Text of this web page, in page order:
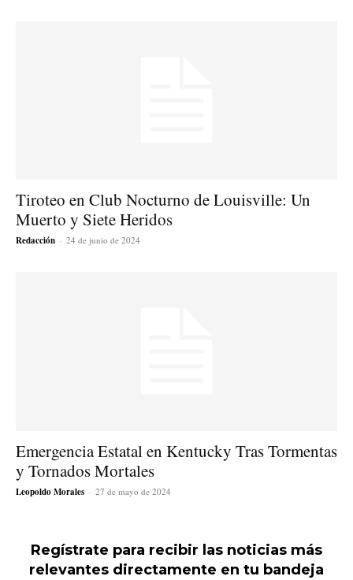
Tiroteo en Club Nocturno de Louisville: Un
Muerto y Siete Heridos
Redacción - 24 de junio de 2024
Emergencia Estatal en Kentucky Tras Tormentas
y Tornados Mortales
Leopoldo Morales - 27 de mayo de 2024
Regístrate para recibir las noticias más
relevantes directamente en tu bandeja